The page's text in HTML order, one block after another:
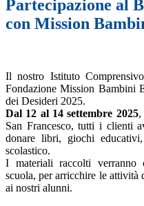
Partecipazione al
con Mission
Il nostro Istituto
Fondazione Mission Bambini
dei Desideri 2025.
Dal 12 al 14 settembre 2025,
San Francesco, tutti i clienti
donare libri, giochi
scolastico.
I materiali raccolti verranno
scuola, per arricchire le
ai nostri alunni.